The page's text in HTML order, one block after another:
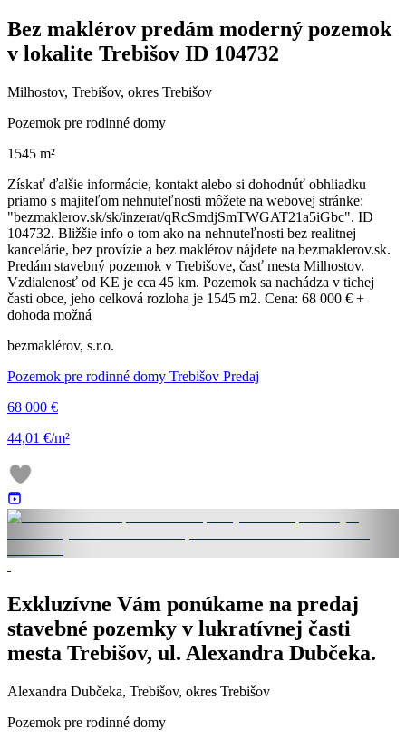
Bez maklérov predám moderný pozemok
v lokalite Trebišov ID 104732
Milhostov, Trebišov, okres Trebišov
Pozemok pre rodinné domy
1545 m²
Získať ďalšie informácie, kontakt alebo si dohodnúť obhliadku
priamo s majiteľom nehnuteľnosti môžete na webovej stránke:
"bezmaklerov.sk/sk/inzerat/qRcSmdjSmTWGAT21a5iGbc". ID
104732. Bližšie info o tom ako na nehnuteľnosti bez realitnej
kancelárie, bez provízie a bez maklérov nájdete na bezmaklerov.sk.
Predám stavebný pozemok v Trebišove, časť mesta Milhostov.
Vzdialenosť od KE je cca 45 km. Pozemok sa nachádza v tichej
časti obce, jeho celková rozloha je 1545 m2. Cena: 68 000 € +
dohoda možná
bezmaklérov, s.r.o.
Pozemok pre rodinné domy Trebišov Predaj
68 000 €
44,01 €/m²
Exkluzívne Vám ponúkame na predaj
stavebné pozemky v lukratívnej časti
mesta Trebišov, ul. Alexandra Dubčeka.
Alexandra Dubčeka, Trebišov, okres Trebišov
Pozemok pre rodinné domy